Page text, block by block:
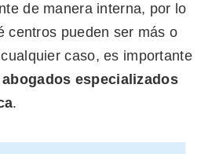
de manera interna, por lo
centros pueden ser más o
caso, es importante
abogados especializados
.